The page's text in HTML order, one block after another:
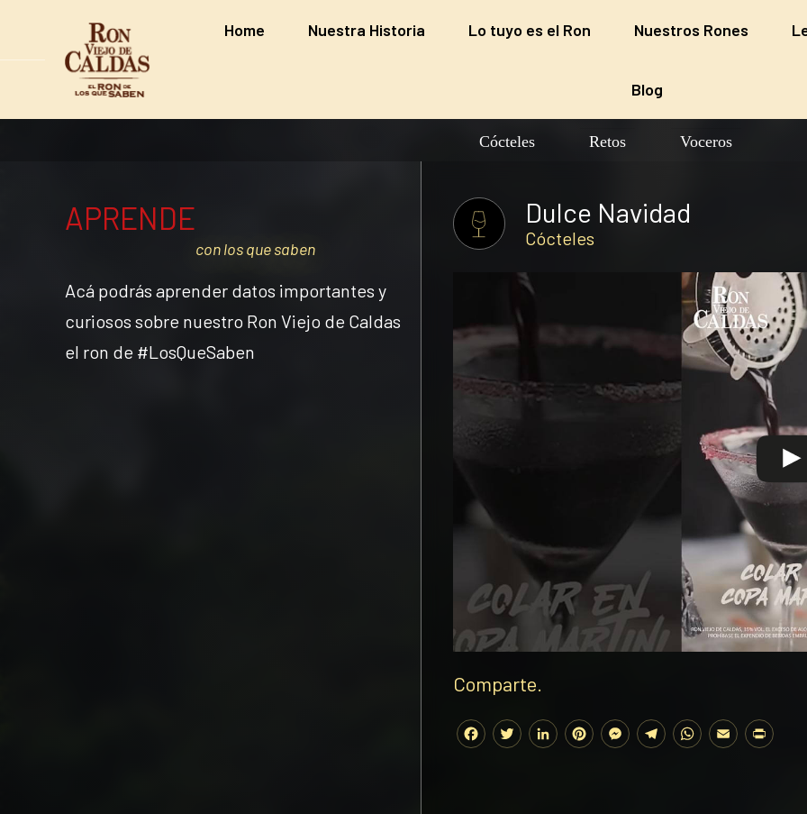
Home Nuestra Historia Lo tuyo es el Ron Nuestros Rones
Blog
Cócteles Retos Voceros
APRENDE
Acá podrás aprender datos importantes y
curiosos sobre nuestro Ron Viejo de Caldas
el ron de #LosQueSaben
Dulce Navidad
Cócteles
Comparte.
FacebookTwitterLinkedInPinterestMessengerTelegramWhatsApp
Email
Home Nuestra Historia Lo tuyo es el Ron Nuestros Rones
Blog